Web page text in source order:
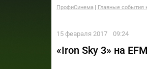
ПрофиСинема Главные события
15 февраля 2017 09:24
«Iron Sky 3» на